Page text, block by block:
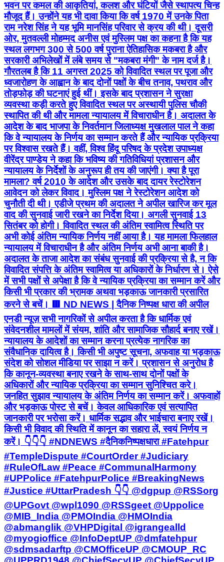
भवन पर कमल की आकृतियां, कलश और घंटियों जैसे स्थापत्य चिन्ह
मौजूद हैं। उन्होंने यह भी दावा किया कि वर्ष 1970 में उनके पिता
राम नरेश सिंह ने यह भूमि मानसिंह परिवार से क्रय की थी। दूसरी
ओर, मुतवल्ली मोहम्मद अनीस एवं मुस्लिम पक्ष का कहना है कि यह
स्थल लगभग 300 से 500 वर्ष पुराना ऐतिहासिक मकबरा है और
सरकारी अभिलेखों में लंबे समय से "मकबरा मंगी" के नाम दर्ज है।
गौरतलब है कि 11 अगस्त 2025 को विवादित स्थल पर पूजा और
ध्वजारोहण के आह्वान के बाद दोनों पक्षों के बीच तनाव, पथराव और
तोड़फोड़ की घटनाएं हुई थीं। इसके बाद प्रशासन ने सुरक्षा
व्यवस्था कड़ी करते हुए विवादित स्थल पर अस्थायी पुलिस चौकी
स्थापित की थी और मामला न्यायालय में विचाराधीन है। अदालत के
आदेश के बाद भाजपा के निवर्तमान जिलाध्यक्ष मुखलाल पाल ने कहा
कि वे न्यायालय के निर्णय का सम्मान करते हैं और न्यायिक प्रक्रिया
पर विश्वास रखते हैं। वहीं, विश्व हिंदू परिषद के प्रदेश उपाध्यक्ष
वीरेंद्र पाण्डेय ने कहा कि भविष्य की गतिविधियां प्रशासन और
न्यायालय के निर्देशों के अनुरूप ही तय की जाएंगी। क्या है पूरा
मामला? वर्ष 2010 के आदेश और उसके बाद दायर रेस्टोरेशन
आवेदन को लेकर विवाद। मुस्लिम पक्ष ने रेस्टोरेशन आदेश को
चुनौती दी थी। एडीजे प्रथम की अदालत ने अपील खारिज कर मूल
वाद की सुनवाई जारी रखने का निर्देश दिया। अगली सुनवाई 13
सितंबर को होगी। विवादित स्थल की अंतिम स्वामित्व स्थिति पर
अभी कोई अंतिम न्यायिक निर्णय नहीं आया है। यह मामला फिलहाल
न्यायालय में विचाराधीन है और अंतिम निर्णय अभी आना बाकी है।
अदालत के ताजा आदेश का संबंध सुनवाई की प्रक्रिया से है, न कि
विवादित संपत्ति के अंतिम स्वामित्व या अधिकारों के निर्धारण से। ऐसे
में सभी पक्षों से अपेक्षा है कि वे न्यायिक प्रक्रिया का सम्मान करें और
किसी भी प्रकार की भ्रामक अथवा भड़काऊ जानकारी प्रसारित
करने से बचें। 🟥 ND NEWS | दैनिक निष्पक्ष धारा की अपील
एनडी न्यूज़ सभी नागरिकों से अपील करता है कि धार्मिक एवं
संवेदनशील मामलों में संयम, शांति और सामाजिक सौहार्द बनाए रखें।
न्यायालय के आदेशों का सम्मान करना प्रत्येक नागरिक का
संवैधानिक दायित्व है। किसी भी अपुष्ट सूचना, अफवाह या भड़काऊ
संदेश को सोशल मीडिया पर साझा न करें। प्रशासन से अनुरोध है
कि कानून-व्यवस्था बनाए रखने के साथ-साथ दोनों पक्षों के
अधिकारों और न्यायिक प्रक्रिया का सम्मान सुनिश्चित करे।
जनहित सुझाव न्यायालय के अंतिम निर्णय का सम्मान करें। अफवाहों
और भड़काऊ पोस्ट से बचें। केवल आधिकारिक एवं सत्यापित
जानकारी पर भरोसा करें। धार्मिक सद्भाव और भाईचारा बनाए रखें।
किसी भी विवाद की स्थिति में कानून का सहारा लें, स्वयं निर्णय न
करें। 👇👇👇 #NDNEWS #दैनिकनिष्पक्षधारा #Fatehpur
#TempleDispute #CourtOrder #Judiciary
#RuleOfLaw #Peace #CommunalHarmony
#UPPolice #FatehpurPolice #BreakingNews
#Justice #UttarPradesh 👇👇 @dgpup @RSSorg
@UPGovt @wpl1090 @RSSgeet @Uppolice
@MIB_India @PMOIndia @HMOIndia
@abmanglik @VHPDigital @igrangealld
@myogioffice @InfoDeptUP @dmfatehpur
@sdmsadarftp @CMOfficeUP @CMOUP_RC